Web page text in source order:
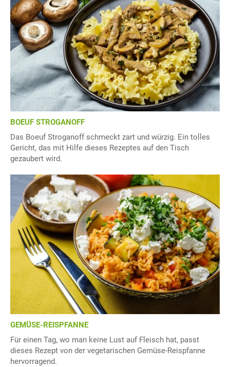
BOEUF STROGANOFF
Das Boeuf Stroganoff schmeckt zart und würzig. Ein tolles
Gericht, das mit Hilfe dieses Rezeptes auf den Tisch
gezaubert wird.
GEMÜSE-REISPFANNE
Für einen Tag, wo man keine Lust auf Fleisch hat, passt
dieses Rezept von der vegetarischen Gemüse-Reispfanne
hervorragend.